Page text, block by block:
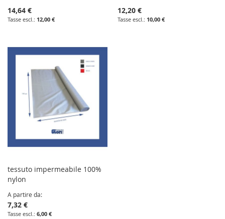
14,64 €
12,00 €
12,20 €
10,00 €
tessuto impermeabile 100%
nylon
A partire da
7,32 €
6,00 €